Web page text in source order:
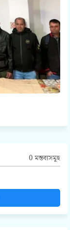
0 মন্তব্যসমূহ